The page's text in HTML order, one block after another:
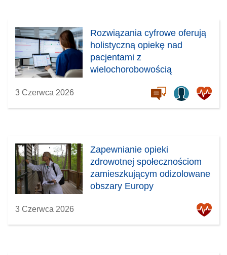
Rozwiązania cyfrowe oferują
holistyczną opiekę nad
pacjentami z
wielochorobowością
3 Czerwca 2026
Zapewnianie opieki
zdrowotnej społecznościom
zamieszkującym odizolowane
obszary Europy
3 Czerwca 2026